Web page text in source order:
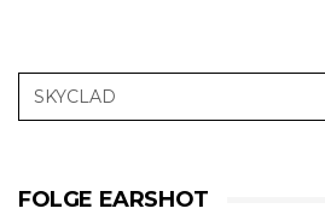
FOLGE EARSHOT